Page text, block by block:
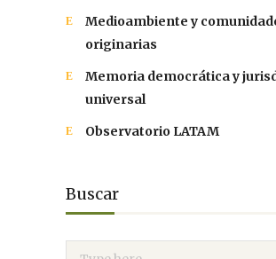
Medioambiente y
originarias
Memoria democrática y
universal
Observatorio LATAM
Buscar